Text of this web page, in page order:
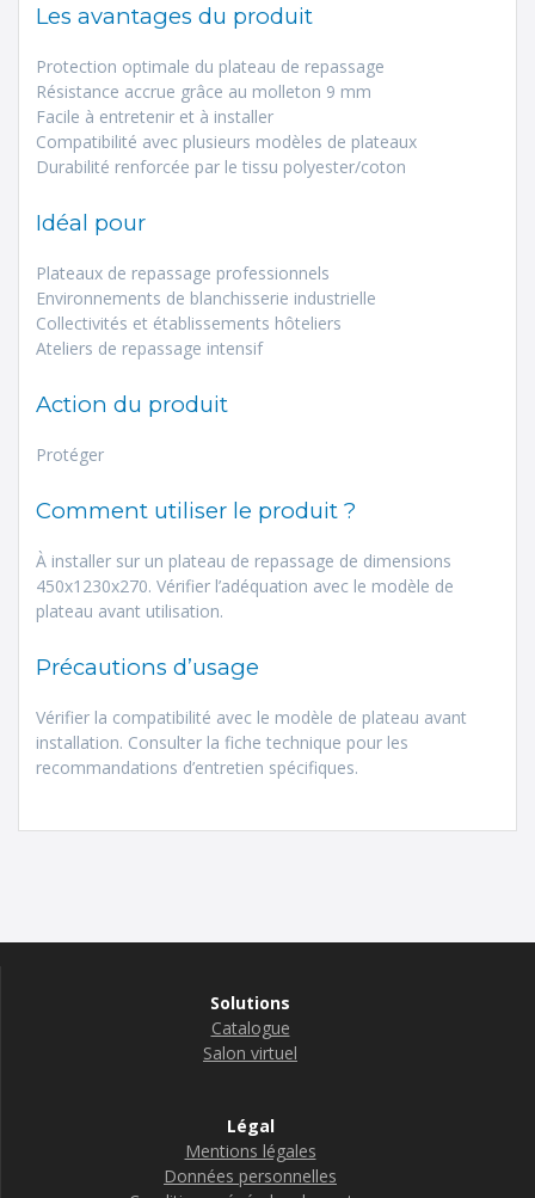
Les avantages du produit
Protection optimale du plateau de repassage
Résistance accrue grâce au molleton 9 mm
Facile à entretenir et à installer
Compatibilité avec plusieurs modèles de plateaux
Durabilité renforcée par le tissu polyester/coton
Idéal pour
Plateaux de repassage professionnels
Environnements de blanchisserie industrielle
Collectivités et établissements hôteliers
Ateliers de repassage intensif
Action du produit
Protéger
Comment utiliser le produit ?
À installer sur un plateau de repassage de dimensions
450x1230x270. Vérifier l’adéquation avec le modèle de
plateau avant utilisation.
Précautions d’usage
Vérifier la compatibilité avec le modèle de plateau avant
installation. Consulter la fiche technique pour les
recommandations d’entretien spécifiques.
Solutions
Catalogue
Salon virtuel
Légal
Mentions légales
Données personnelles